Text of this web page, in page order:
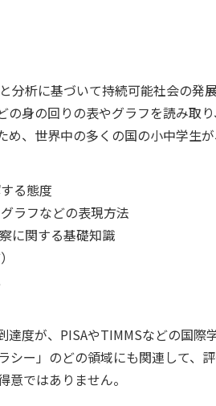
分析に基づいて持続可能社会の発
身の回りの表やグラフを読み取
、世界中の多くの国の小中学生が
る態度
ラフなどの表現方法
に関する基礎知識
度が、PISAやTIMMSなどの国際
シー」のどの領域にも関連して、
ではありません。